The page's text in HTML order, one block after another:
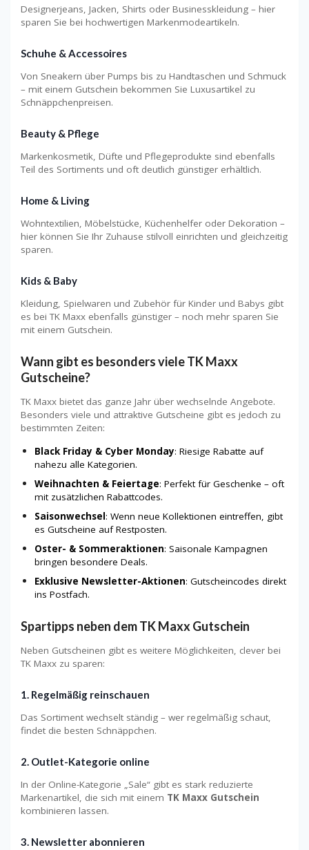
Designerjeans, Jacken, Shirts oder Businesskleidung – hier
sparen Sie bei hochwertigen Markenmodeartikeln.
Schuhe & Accessoires
Von Sneakern über Pumps bis zu Handtaschen und Schmuck
– mit einem Gutschein bekommen Sie Luxusartikel zu
Schnäppchenpreisen.
Beauty & Pflege
Markenkosmetik, Düfte und Pflegeprodukte sind ebenfalls
Teil des Sortiments und oft deutlich günstiger erhältlich.
Home & Living
Wohntextilien, Möbelstücke, Küchenhelfer oder Dekoration –
hier können Sie Ihr Zuhause stilvoll einrichten und gleichzeitig
sparen.
Kids & Baby
Kleidung, Spielwaren und Zubehör für Kinder und Babys gibt
es bei TK Maxx ebenfalls günstiger – noch mehr sparen Sie
mit einem Gutschein.
Wann gibt es besonders viele TK Maxx
Gutscheine?
TK Maxx bietet das ganze Jahr über wechselnde Angebote.
Besonders viele und attraktive Gutscheine gibt es jedoch zu
bestimmten Zeiten:
Black Friday & Cyber Monday: Riesige Rabatte auf
nahezu alle Kategorien.
Weihnachten & Feiertage: Perfekt für Geschenke – oft
mit zusätzlichen Rabattcodes.
Saisonwechsel: Wenn neue Kollektionen eintreffen, gibt
es Gutscheine auf Restposten.
Oster- & Sommeraktionen: Saisonale Kampagnen
bringen besondere Deals.
Exklusive Newsletter-Aktionen: Gutscheincodes direkt
ins Postfach.
Spartipps neben dem TK Maxx Gutschein
Neben Gutscheinen gibt es weitere Möglichkeiten, clever bei
TK Maxx zu sparen:
1. Regelmäßig reinschauen
Das Sortiment wechselt ständig – wer regelmäßig schaut,
findet die besten Schnäppchen.
2. Outlet-Kategorie online
In der Online-Kategorie „Sale“ gibt es stark reduzierte
Markenartikel, die sich mit einem TK Maxx Gutschein
kombinieren lassen.
3. Newsletter abonnieren